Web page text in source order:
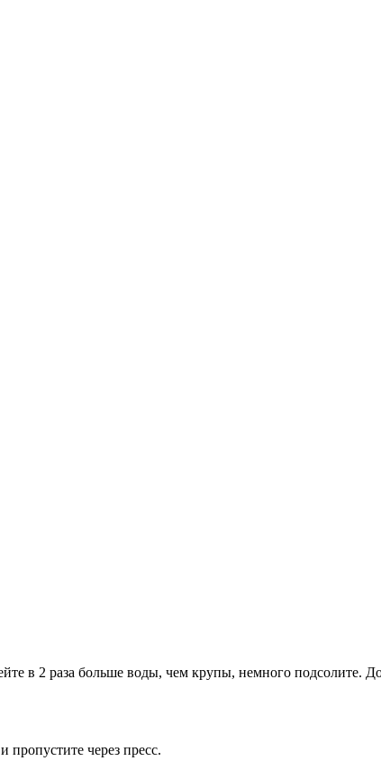
в 2 раза больше воды, чем крупы, немного подсолите.
через пресс.